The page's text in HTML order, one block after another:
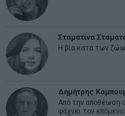
Σταματίνα
Η βία κατά των
Δημήτρης
Από την αποθέωση
ψάχνει τον